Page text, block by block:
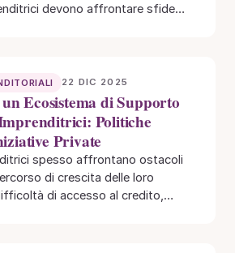
devono affrontare sfide
22 DIC 2025
Ecosistema di Supporto
Politiche
Private
spesso affrontano ostacoli
di crescita delle loro
di accesso al credito,